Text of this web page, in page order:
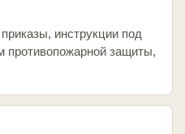
инструкции под
противопожарной защиты,